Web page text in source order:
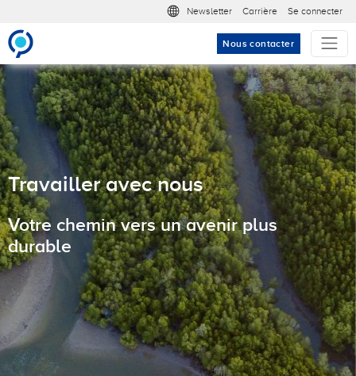
Meta nav
Newsletter Carrière Se connecter
Nous contacter
Travailler avec nous
Votre chemin vers un avenir plus
durable